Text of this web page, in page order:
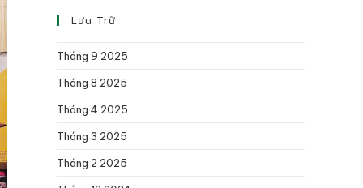
Lưu Trữ
Tháng 9 2025
Tháng 8 2025
Tháng 4 2025
Tháng 3 2025
Tháng 2 2025